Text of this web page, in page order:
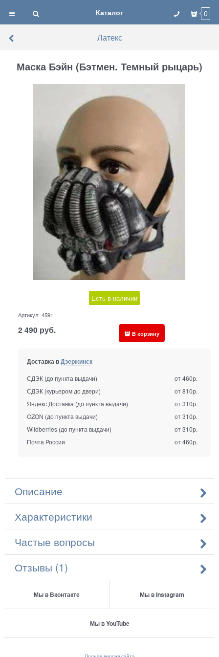
Каталог 0
Латекс
Маска Бэйн (Бэтмен. Темный рыцарь)
Есть в наличии
Артикул: 4591
2 490 руб. В корзину
Доставка вДзержинск
СДЭК (до пункта выдачи)
от 460р.
СДЭК (курьером до двери)
от 810р.
Яндекс Доставка (до пункта выдачи)
от 310р.
OZON (до пункта выдачи)
от 310р.
Wildberries (до пункта выдачи)
от 310р.
Почта России
от 460р.
Описание
Характеристики
Частые вопросы
Отзывы (1)
Мы в Вконтакте Мы в Instagram
Мы в YouTube